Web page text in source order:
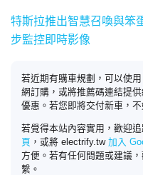
特斯拉推出智慧召喚與笨
步監控即時影像
若近期有購車規劃，可以使用
網訂購，或將推薦碼連結提
優惠。若您即將交付新車，
若覺得本站內容實用，歡迎
頁 ，或將 electrify.tw 加入
方便。若有任何問題或建議
繫。